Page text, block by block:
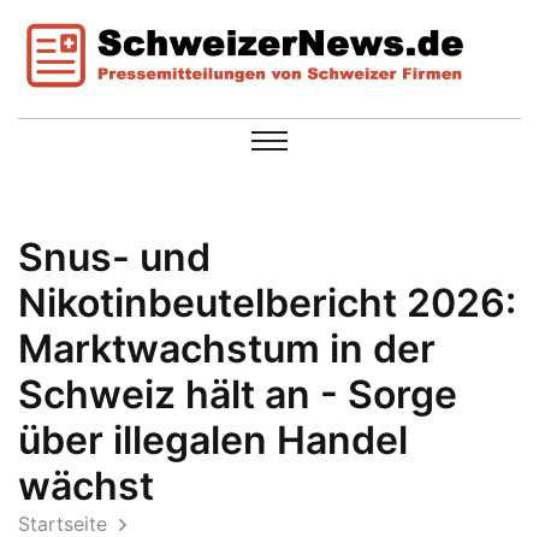
Snus- und
Nikotinbeutelbericht 2026:
Marktwachstum in der
Schweiz hält an - Sorge
über illegalen Handel
wächst
Startseite